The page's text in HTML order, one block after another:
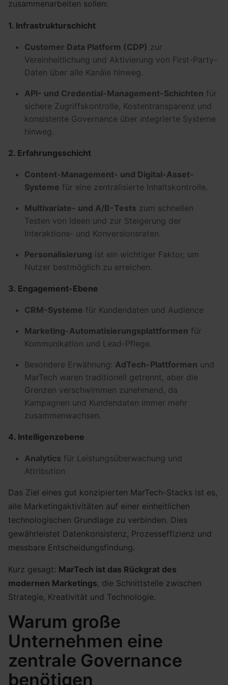
zusammenarbeiten sollen:
1. Infrastrukturschicht
Customer Data Platform (CDP) zur
Vereinheitlichung und Aktivierung von First-Party-
Daten über alle Kanäle hinweg.
API- und Credential-Management-Schichten für
sichere Zugriffskontrolle, Kostentransparenz und
konsistente Governance über integrierte Systeme
hinweg.
2. Erfahrungsschicht
Content-Management- und Digital-Asset-
Systeme für eine zentralisierte Inhaltskontrolle.
Multivariate- und A/B-Tests zum schnellen
Testen von Ideen und zur Steigerung der
Interaktions- und Konversionsraten.
Personalisierung ist ein wichtiger Faktor, um
Nutzer bestmöglich zu erreichen.
3. Engagement-Ebene
CRM-Systeme für Kundendaten und Audience
Marketing-Automatisierungsplattformen für
Kommunikation und Lead-Pflege.
Besondere Erwähnung: AdTech-Plattformen und
MarTech waren traditionell getrennt, aber die
Grenzen verschwimmen zunehmend, da
Kampagnen und Kundendaten immer mehr
zusammenwachsen.
4. Intelligenzebene
Analytics für Leistungsüberwachung und
Attribution
Das Ziel eines gut konzipierten MarTech-Stacks ist es,
alle Marketingaktivitäten auf einer einheitlichen
technologischen Grundlage zu verbinden. Dies
gewährleistet Datenkonsistenz, Prozesseffizienz und
messbare Entscheidungsfindung.
Kurz gesagt: MarTech ist das Rückgrat des
modernen Marketings, die Schnittstelle zwischen
Strategie, Kreativität und Technologie.
Warum große
Unternehmen eine
zentrale Governance
benötigen